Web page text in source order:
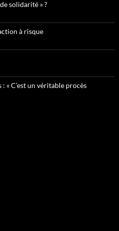
solidarité » ?
à risque
« C’est un véritable procès